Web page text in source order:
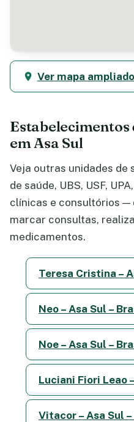
Ver mapa
Estabelecimentos
em Asa Sul
Veja outras unidades de
de saúde, UBS, USF,
clínicas e consultórios —
marcar consultas,
medicamentos.
Teresa Cristina –
Neo – Asa Sul –
Noe – Asa Sul –
Luciani Fiori Leao
Vitacor – Asa Sul –